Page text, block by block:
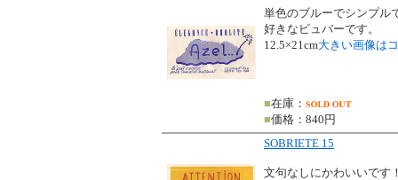
単色のブルーでシンプル
好きなビュバーです。
12.5×21cm大きい画像は
■在庫：
■価格：840円
SOBRIETE 15
文句なしにかわいいです